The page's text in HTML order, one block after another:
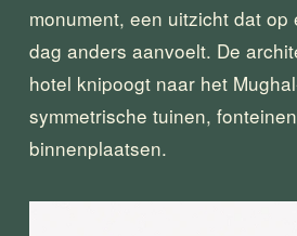
monument, een uitzicht dat op
dag anders aanvoelt. De
hotel knipoogt naar het
symmetrische tuinen,
binnenplaatsen.